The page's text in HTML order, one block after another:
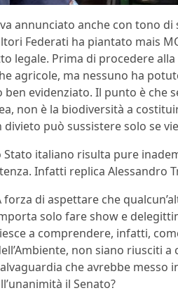
annunciato anche con tono
Federati ha piantato mais
legale. Prima di procedere
agricole, ma nessuno ha
ben evidenziato. Il punto è che
non è la biodiversità a
divieto può sussistere solo se
Stato italiano risulta pure
Infatti replica Alessandro
forza di aspettare che
solo fare show e
a comprendere, infatti,
non siano riusciti
che avrebbe messo
il Senato?